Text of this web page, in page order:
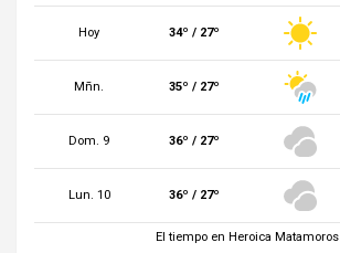
Hoy 34º / 27º
Mñn. 35º / 27º
Dom. 9 36º / 27º
Lun. 10 36º / 27º
El tiempo en Heroica Matamoros